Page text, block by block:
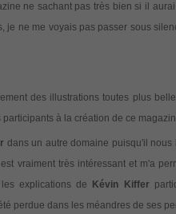
ne sachant pas très bien si il
je ne me voyais pas passer sous
des illustrations toutes plus
à la création de ce
dans un autre domaine puisqu'il nous
vraiment très intéressant et m'a
explications de
Kévin Kiffer
perdue dans les méandres de ses